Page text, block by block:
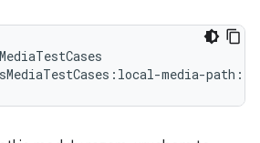
media-